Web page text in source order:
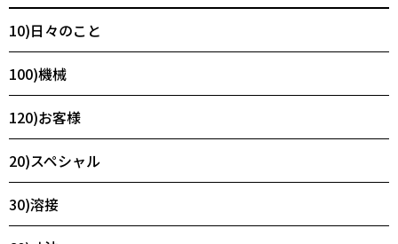
10)日々のこと
100)機械
120)お客様
20)スペシャル
30)溶接